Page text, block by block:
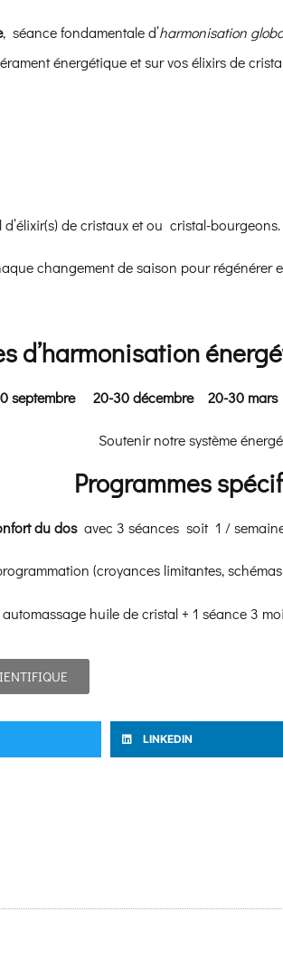
, séance fondamentale d’harmonisation
énergétique et sur vos élixirs de
de cristaux et ou cristal-bourgeons.
changement de saison pour régénérer
d’harmonisation
septembre 20-30 décembre 20-30
Soutenir notre système
Programmes
du dos avec 3 séances soit 1 /
(croyances limitantes,
huile de cristal + 1 séance 3
LINKEDIN